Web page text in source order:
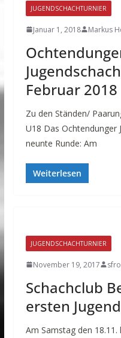
JUGENDSCHACHTURNIER
Januar 1, 2018 Markus
Februar 2018
Zu den Ständen/
U18 Das Ochtendunger
neunte Runde: Am
Weiterlesen
JUGENDSCHACHTURNIER
November 19, 2017
Schachclub
ersten
Am Samstag den